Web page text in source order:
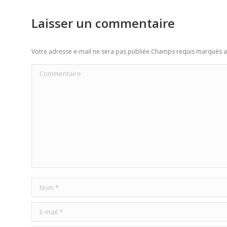
Laisser un commentaire
Votre adresse e-mail ne sera pas publiée Champs requis marqués
Commentaire
Nom *
E-mail *